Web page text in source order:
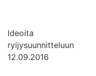
Ideoita
ryijysuunnitteluun
12.09.2016